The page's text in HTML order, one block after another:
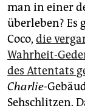
man in einer
überleben? Es
Coco, die
Wahrheit-
des Attentats
Charlie-
Sehschlitzen.